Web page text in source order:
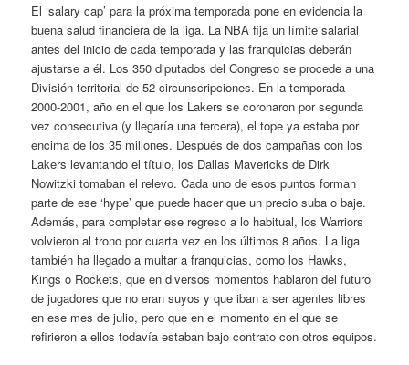
El ‘salary cap’ para la próxima temporada pone en evidencia la
buena salud financiera de la liga. La NBA fija un límite salarial
antes del inicio de cada temporada y las franquicias deberán
ajustarse a él. Los 350 diputados del Congreso se procede a una
División territorial de 52 circunscripciones. En la temporada
2000-2001, año en el que los Lakers se coronaron por segunda
vez consecutiva (y llegaría una tercera), el tope ya estaba por
encima de los 35 millones. Después de dos campañas con los
Lakers levantando el título, los Dallas Mavericks de Dirk
Nowitzki tomaban el relevo. Cada uno de esos puntos forman
parte de ese ‘hype’ que puede hacer que un precio suba o baje.
Además, para completar ese regreso a lo habitual, los Warriors
volvieron al trono por cuarta vez en los últimos 8 años. La liga
también ha llegado a multar a franquicias, como los Hawks,
Kings o Rockets, que en diversos momentos hablaron del futuro
de jugadores que no eran suyos y que iban a ser agentes libres
en ese mes de julio, pero que en el momento en el que se
refirieron a ellos todavía estaban bajo contrato con otros equipos.